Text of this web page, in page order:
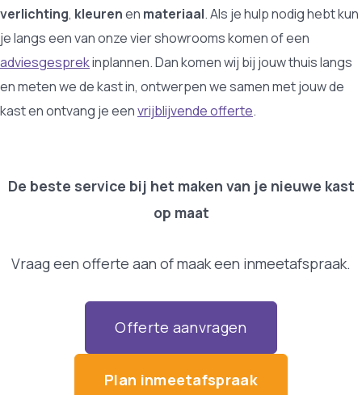
verlichting, kleurenen materiaal. Als je hulp nodig hebt kun
je langs een van onze vier showrooms komen of een
adviesgesprekinplannen. Dan komen wij bij jouw thuis langs
en meten we de kast in, ontwerpen we samen met jouw de
kast en ontvang je eenvrijblijvende offerte.
De beste service bij het maken van je nieuwe kast
op maat
Vraag een offerte aan of maak een inmeetafspraak.
Offerte aanvragen
Plan inmeetafspraak